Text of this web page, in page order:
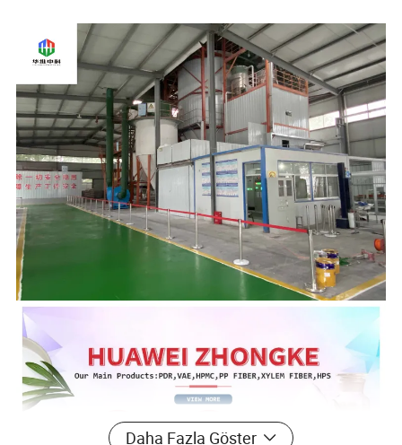
Daha Fazla Göster